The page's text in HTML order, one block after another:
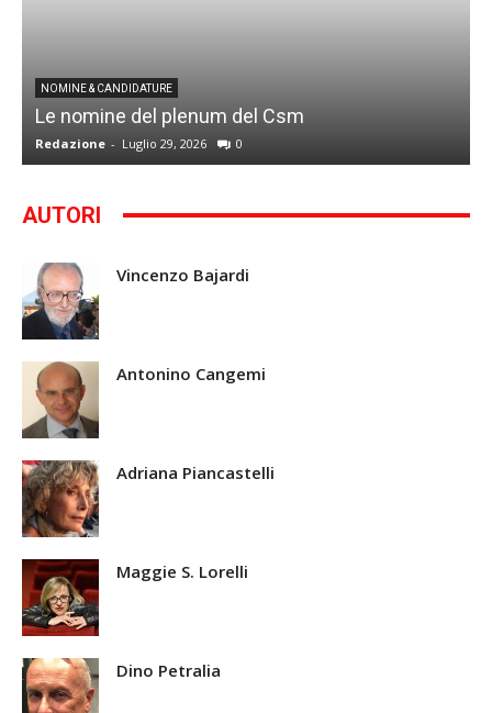
NOMINE & CANDIDATURE
Le nomine del plenum del Csm
Redazione - Luglio 29, 2026 0
AUTORI
Vincenzo Bajardi
Antonino Cangemi
Adriana Piancastelli
Maggie S. Lorelli
Dino Petralia